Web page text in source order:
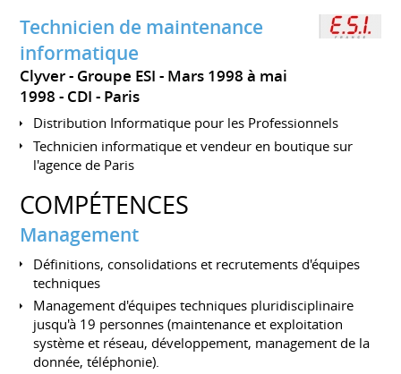
Technicien de maintenance
informatique
Clyver - Groupe ESI
Mars 1998 à mai
1998 CDI Paris
Distribution Informatique pour les Professionnels
Technicien informatique et vendeur en boutique sur
l'agence de Paris
COMPÉTENCES
Management
Définitions, consolidations et recrutements d'équipes
techniques
Management d'équipes techniques pluridisciplinaire
jusqu'à 19 personnes (maintenance et exploitation
système et réseau, développement, management de la
donnée, téléphonie).